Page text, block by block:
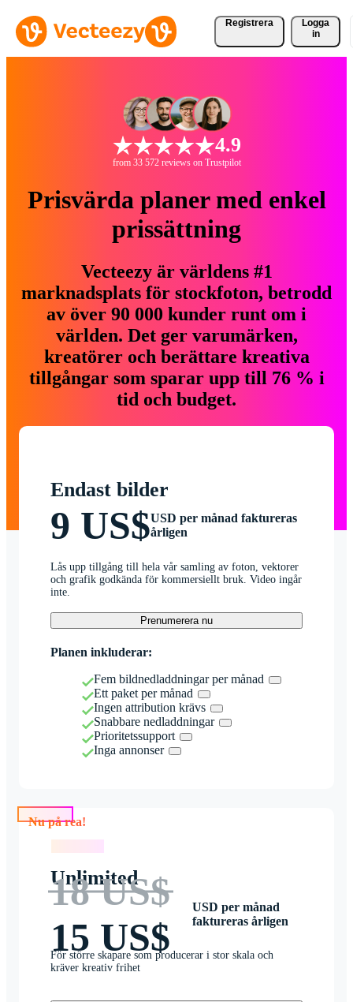
Registrera
Logga
in
4.9
from 33 572 reviews on Trustpilot
Prisvärda planer med enkel
prissättning
Vecteezy är världens #1
marknadsplats för stockfoton, betrodd
av över 90 000 kunder runt om i
världen. Det ger varumärken,
kreatörer och berättare kreativa
tillgångar som sparar upp till 76 % i
tid och budget.
Endast bilder
9 US$USD per månad faktureras
årligen
Lås upp tillgång till hela vår samling av foton, vektorer
och grafik godkända för kommersiellt bruk. Video ingår
inte.
Prenumerera nu
Planen inkluderar:
Fem bildnedladdningar per månad
Ett paket per månad
Ingen attribution krävs
Snabbare nedladdningar
Prioritetssupport
Inga annonser
Nu på rea!
Unlimited
18 US$
15 US$
USD per månad
faktureras årligen
För större skapare som producerar i stor skala och
kräver kreativ frihet